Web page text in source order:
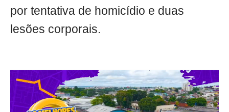
por tentativa de homicídio e duas
lesões corporais.